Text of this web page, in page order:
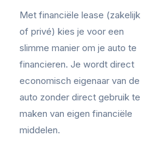
Met financiële lease (zakelijk
of privé) kies je voor een
slimme manier om je auto te
financieren. Je wordt direct
economisch eigenaar van de
auto zonder direct gebruik te
maken van eigen financiële
middelen.